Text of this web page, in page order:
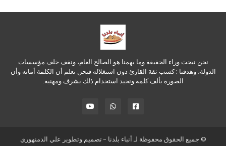
نحن نبحث وراء الحقيقة وما يهمنا هو الصالح العام، ونقف خلف مؤسسات
الدولة، وهدفنا : كسب ثقة القارئ دون استغلاله فنحن نعلم أن الكلمة أمانه وأن
الصورة بألف كلمة ونجيد استخدام ذلك بشرف ومهنية.
© جميع الحقوق محفوظة لـ أنباء بلدنا - تصميم وتطوير علي الدمنهوري